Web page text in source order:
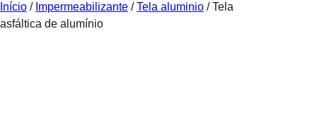
h
Início / Impermeabilizante /Tela aluminio / Tela
asfáltica de alumínio